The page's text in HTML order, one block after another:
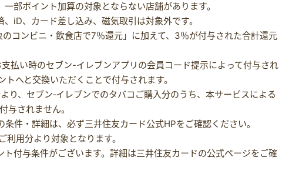
部ポイント加算の対象とならない店舗があります。
iD、カード差し込み、磁気取引は対象外です。
コンビニ・飲食店で7％還元」に加えて、3％が付与された合計還元
支払い時のセブン-イレブンアプリの会員コード提示によって付与され
へと交換いただくことで付与されます。
り、セブン‐イレブンでのタバコご購入分のうち、本サービスによる
与されません。
件・詳細は、必ず三井住友カード公式HPをご確認ください。
用分より対象となります。
ト付与条件がございます。詳細は三井住友カードの公式ページをご確